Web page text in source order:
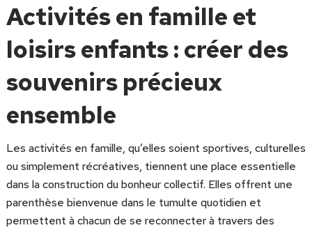
Activités en famille et
loisirs enfants : créer des
souvenirs précieux
ensemble
Les activités en famille, qu’elles soient sportives, culturelles
ou simplement récréatives, tiennent une place essentielle
dans la construction du bonheur collectif. Elles offrent une
parenthèse bienvenue dans le tumulte quotidien et
permettent à chacun de se reconnecter à travers des